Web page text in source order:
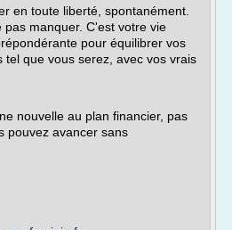
en toute liberté, spontanément.
pas manquer. C'est votre vie
pour équilibrer vos
tel que vous serez, avec vos vrais
nouvelle au plan financier, pas
pouvez avancer sans